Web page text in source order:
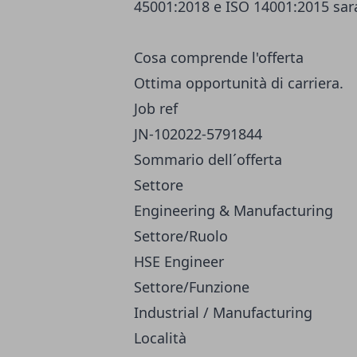
45001:2018 e ISO 14001:2015
Cosa comprende l'offerta
Ottima opportunità di carriera.
Job ref
JN-102022-5791844
Sommario dell´offerta
Settore
Engineering & Manufacturing
Settore/Ruolo
HSE Engineer
Settore/Funzione
Industrial / Manufacturing
Località